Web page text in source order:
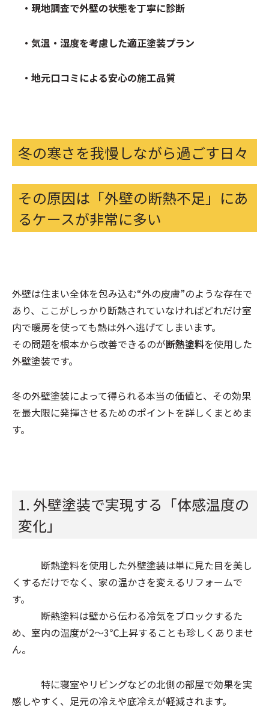
・現地調査で外壁の状態を丁寧に診断
・気温・湿度を考慮した適正塗装プラン
・地元口コミによる安心の施工品質
冬の寒さを我慢しながら過ごす日々
その原因は「外壁の断熱不足」にあ
るケースが非常に多い
外壁は住まい全体を包み込む“外の皮膚”のような存在で
あり、ここがしっかり断熱されていなければどれだけ室
内で暖房を使っても熱は外へ逃げてしまいます。
その問題を根本から改善できるのが断熱塗料を使用した
外壁塗装です。
冬の外壁塗装によって得られる本当の価値と、その効果
を最大限に発揮させるためのポイントを詳しくまとめま
す。
1. 外壁塗装で実現する「体感温度の
変化」
断熱塗料を使用した外壁塗装は単に見た目を美し
くするだけでなく、家の温かさを変えるリフォームで
す。
断熱塗料は壁から伝わる冷気をブロックするた
め、室内の温度が2～3℃上昇することも珍しくありませ
ん。
特に寝室やリビングなどの北側の部屋で効果を実
感しやすく、足元の冷えや底冷えが軽減されます。